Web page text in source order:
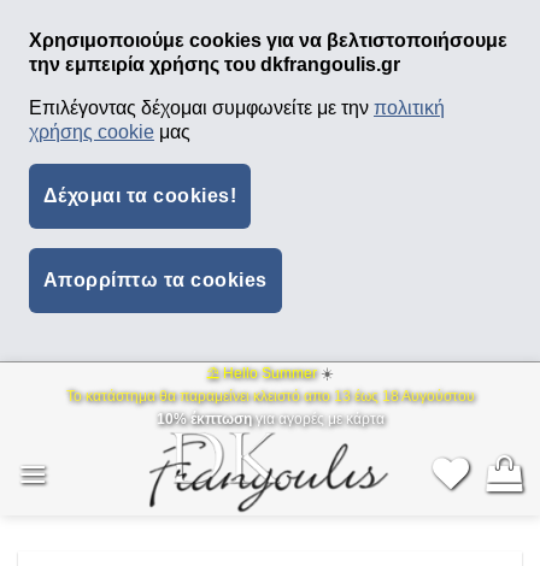
Χρησιμοποιούμε cookies για να βελτιστοποιήσουμε
την εμπειρία χρήσης του dkfrangoulis.gr
Επιλέγοντας δέχομαι συμφωνείτε με την πολιτική
χρήσης cookie μας
Δέχομαι τα cookies!
Απορρίπτω τα cookies
⛱ Hello Summer ☀️
Το κατάστημα θα παραμείνει κλειστό απο 13 έως 18 Αυγούστου
10% έκπτωσηγια αγορές με κάρτα